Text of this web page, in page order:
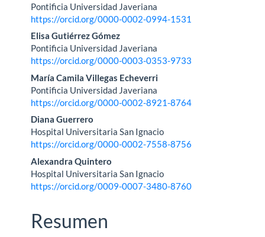
Pontificia Universidad Javeriana
https://orcid.org/0000-0002-0994-1531
Elisa Gutiérrez Gómez
Pontificia Universidad Javeriana
https://orcid.org/0000-0003-0353-9733
María Camila Villegas Echeverri
Pontificia Universidad Javeriana
https://orcid.org/0000-0002-8921-8764
Diana Guerrero
Hospital Universitaria San Ignacio
https://orcid.org/0000-0002-7558-8756
Alexandra Quintero
Hospital Universitaria San Ignacio
https://orcid.org/0009-0007-3480-8760
Resumen